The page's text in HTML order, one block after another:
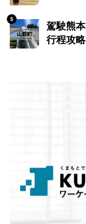
駕駛熊
行程攻略